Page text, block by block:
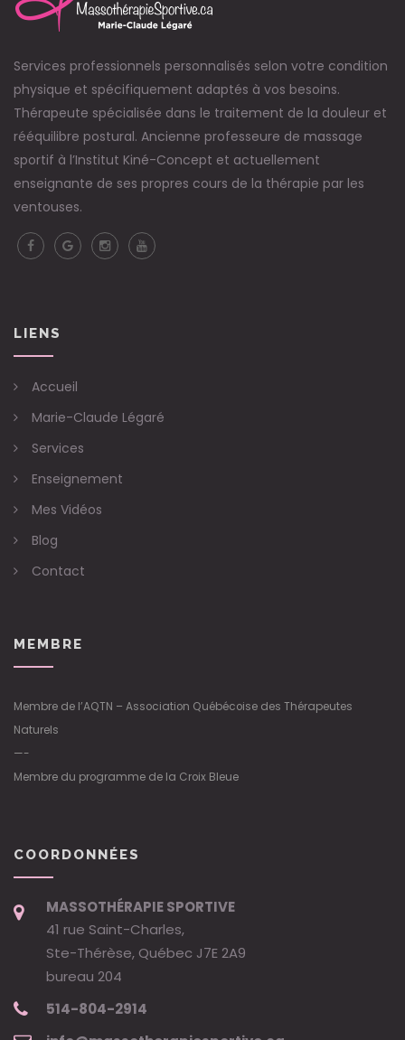
Services professionnels personnalisés selon votre condition
physique et spécifiquement adaptés à vos besoins.
Thérapeute spécialisée dans le traitement de la douleur et
rééquilibre postural. Ancienne professeure de massage
sportif à l’Institut Kiné-Concept et actuellement
enseignante de ses propres cours de la thérapie par les
ventouses.
LIENS
Accueil
Marie-Claude Légaré
Services
Enseignement
Mes Vidéos
Blog
Contact
MEMBRE
Membre de l’AQTN – Association Québécoise des Thérapeutes
Naturels
—-
Membre du programme de la Croix Bleue
COORDONNÉES
MASSOTHÉRAPIE SPORTIVE
41 rue Saint-Charles,
Ste-Thérèse, Québec J7E 2A9
bureau 204
514-804-2914